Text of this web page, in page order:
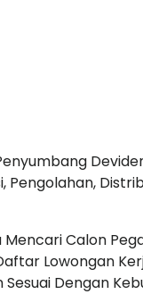
Pengolahan,
Calon
Lowongan
Dengan